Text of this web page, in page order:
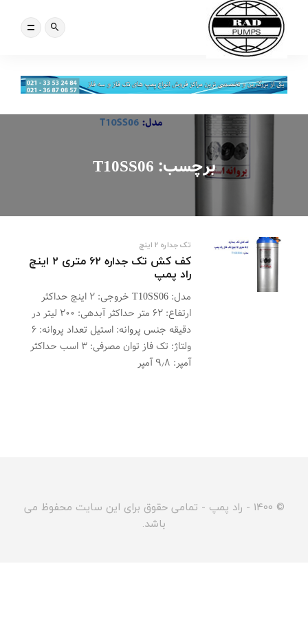
برچسب: T10SS06
تک جداره 2 اینچ
کف کش تک جداره ۶۲ متری ۲ اینچ
راد پمپ
مدل: T10SS06 خروجی: ۲ اینچ حداکثر
ارتفاع: ۶۲ متر حداکثر آبدهی: ۲۰۰ لیتر در
دقیقه جنس پروانه: استیل تعداد پروانه: ۶
ولتاژ: تک فاز توان مصرفی: ۳ اسب حداکثر
آمپر: ۹٫۸ آمپر
© 1400 - راد پمپ - تمامی حقوق برای این سایت محفوظ می
باشد.